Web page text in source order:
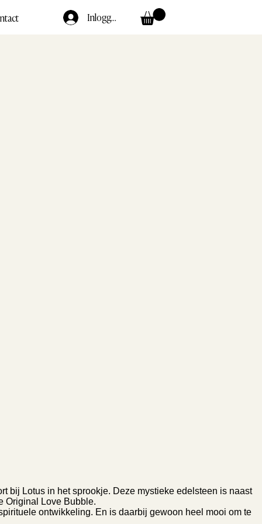
Inloggen
bij Lotus in het sprookje. Deze mystieke edelsteen is naast
Original Love Bubble.
ontwikkeling. En is daarbij gewoon heel mooi om te